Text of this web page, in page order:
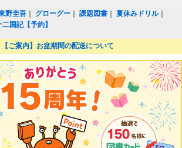
野圭吾 グローグー ｜課題図書 ｜夏休みドリル｜
二国記【予約】
【ご案内】お盆期間の配送について